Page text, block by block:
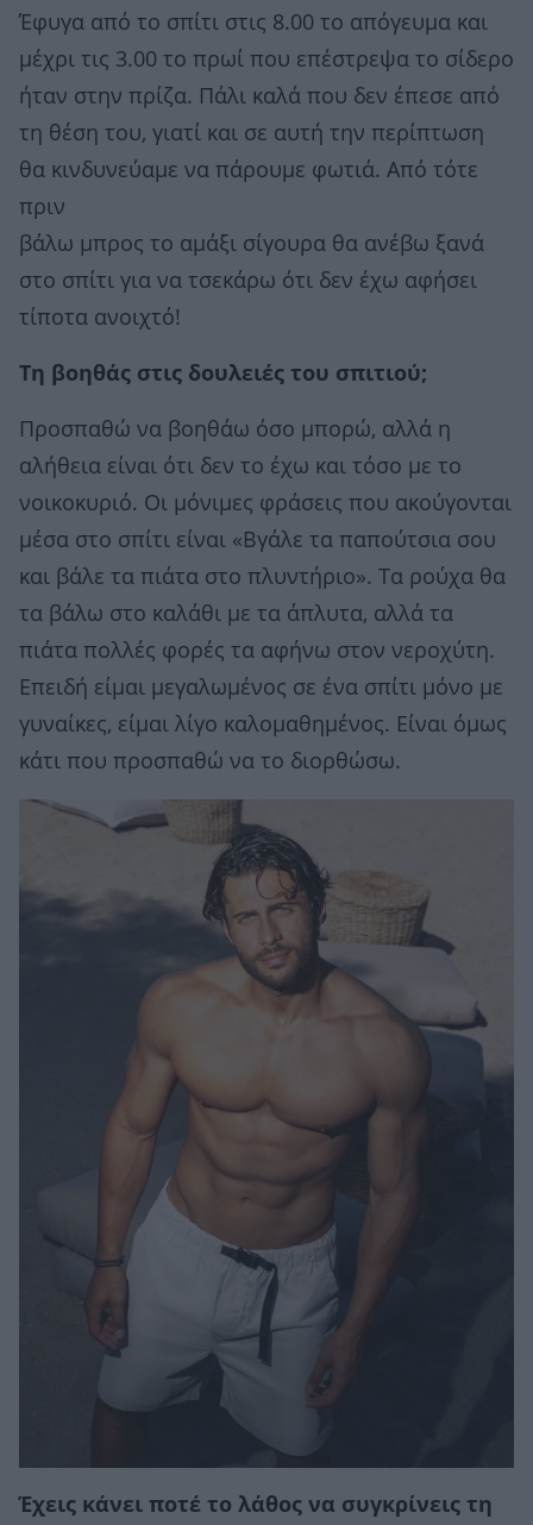
Έφυγα από το σπίτι στις 8.00 το απόγευμα και
μέχρι τις 3.00 το πρωί που επέστρεψα το σίδερο
ήταν στην πρίζα. Πάλι καλά που δεν έπεσε από
τη θέση του, γιατί και σε αυτή την περίπτωση
θα κινδυνεύαμε να πάρουμε φωτιά. Από τότε
πριν
βάλω μπρος το αμάξι σίγουρα θα ανέβω ξανά
στο σπίτι για να τσεκάρω ότι δεν έχω αφήσει
τίποτα ανοιχτό!
Τη βοηθάς στις δουλειές του σπιτιού;
Προσπαθώ να βοηθάω όσο μπορώ, αλλά η
αλήθεια είναι ότι δεν το έχω και τόσο με το
νοικοκυριό. Οι μόνιμες φράσεις που ακούγονται
μέσα στο σπίτι είναι «Βγάλε τα παπούτσια σου
και βάλε τα πιάτα στο πλυντήριο». Τα ρούχα θα
τα βάλω στο καλάθι με τα άπλυτα, αλλά τα
πιάτα πολλές φορές τα αφήνω στον νεροχύτη.
Επειδή είμαι μεγαλωμένος σε ένα σπίτι μόνο με
γυναίκες, είμαι λίγο καλομαθημένος. Είναι όμως
κάτι που προσπαθώ να το διορθώσω.
Έχεις κάνει ποτέ το λάθος να συγκρίνεις τη